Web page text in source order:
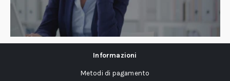
Informazioni
Metodi di pagamento